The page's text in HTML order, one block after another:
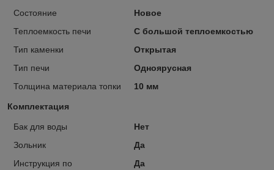
Состояние
Новое
Теплоемкость печи
С большой теплоемкостью
Тип каменки
Открытая
Тип печи
Одноярусная
Толщина материала топки
10 мм
Комплектация
Бак для воды
Нет
Зольник
Да
Инструкция по
Да